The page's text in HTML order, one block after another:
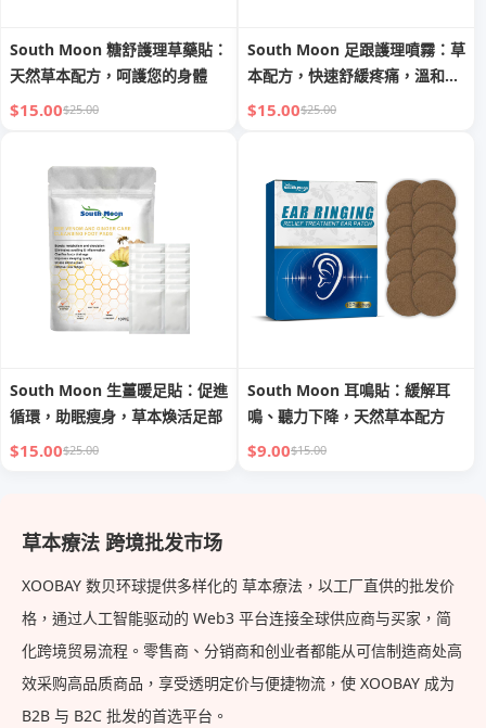
South Moon 糖舒護理草藥貼：
天然草本配方，呵護您的身體
$15.00$25.00
South Moon 足跟護理噴霧：草
本配方，快速舒緩疼痛，溫和修
護
$15.00$25.00
South Moon 生薑暖足貼：促進
循環，助眠瘦身，草本煥活足部
$15.00$25.00
South Moon 耳鳴貼：緩解耳
鳴、聽力下降，天然草本配方
$9.00$15.00
草本療法 跨境批发市场
XOOBAY 数贝环球提供多样化的 草本療法，以工厂直供的批发价
格，通过人工智能驱动的 Web3 平台连接全球供应商与买家，简
化跨境贸易流程。零售商、分销商和创业者都能从可信制造商处高
效采购高品质商品，享受透明定价与便捷物流，使 XOOBAY 成为
B2B 与 B2C 批发的首选平台。